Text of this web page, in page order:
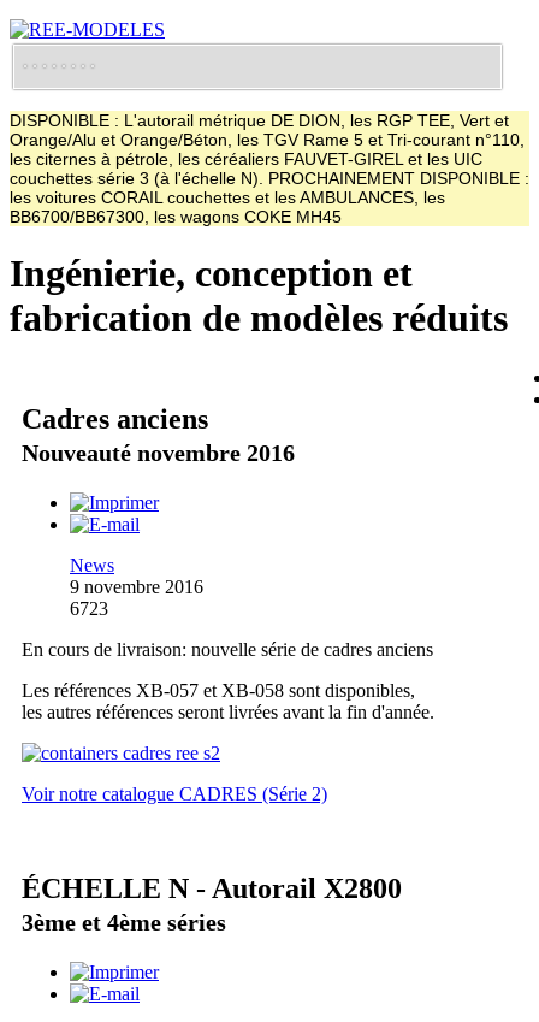
DISPONIBLE : L'autorail métrique DE DION, les RGP TEE, Vert et
Orange/Alu et Orange/Béton, les TGV Rame 5 et Tri-courant n°110,
les citernes à pétrole, les céréaliers FAUVET-GIREL et les UIC
couchettes série 3 (à l'échelle N). PROCHAINEMENT DISPONIBLE :
les voitures CORAIL couchettes et les AMBULANCES, les
BB6700/BB67300, les wagons COKE MH45
Ingénierie, conception et
fabrication de modèles réduits
Cadres anciens
Nouveauté novembre 2016
News
9 novembre 2016
6723
En cours de livraison: nouvelle série de cadres anciens
Les références XB-057 et XB-058 sont disponibles,
les autres références seront livrées avant la fin d'année.
Voir notre catalogue CADRES (Série 2)
ÉCHELLE N - Autorail X2800
3ème et 4ème séries